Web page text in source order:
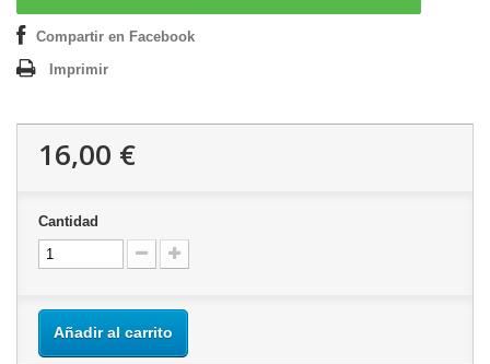
Compartir en Facebook
Imprimir
16,00 €
Cantidad
Añadir al carrito